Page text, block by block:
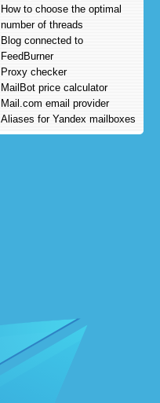
How to choose the optimal
number of threads
Blog connected to
FeedBurner
Proxy checker
MailBot price calculator
Mail.com email provider
Aliases for Yandex mailboxes